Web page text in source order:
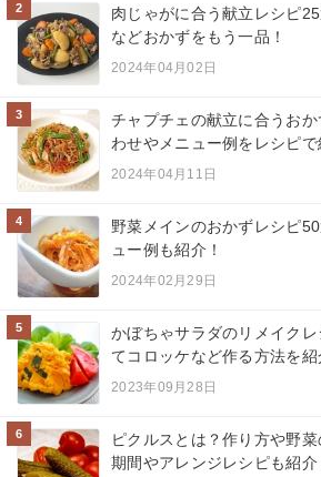
2
肉じゃがに合う献立レシピ
などおかずをもう一品！
2024年04月02日
3
チャプチェの献立に合うお
わせやメニュー例をレシピで
2024年04月11日
4
野菜メインのおかずレシピ
ュー例も紹介！
2024年02月29日
5
かぼちゃサラダのリメイク
てコロッケなど作る方法を紹
2023年09月28日
6
ピクルスとは？作り方や野
期間やアレンジレシピも紹介